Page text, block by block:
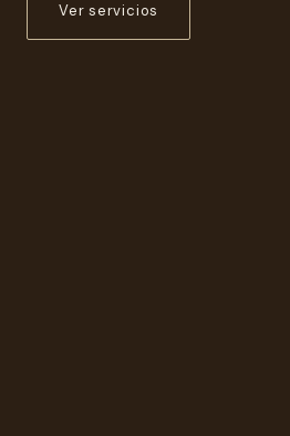
Ver servicios